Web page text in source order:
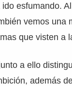
ido esfumando.
vemos una
que visten a
a ello
además